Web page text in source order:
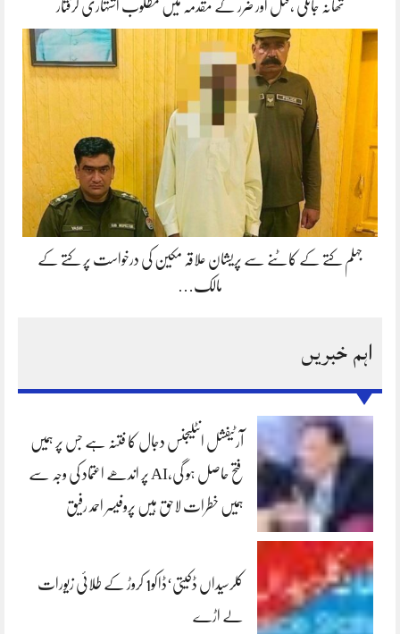
تھانہ جاتلی ،قتل اور ضرر کے مقدمہ میں مطلوب اشتہاری گرفتار
جہلم کتے کے کاٹنے سے پریشان علاقہ مکین کی درخواست پر کتے کے
مالک…
اہم خبریں
آرٹیفشل انٹلیجنس دجال کا فتنہ ہے جس پر ہمیں
فتح حاصل ہو گی،AI پر اندھے اعتماد کی وجہ سے
ہمیں خطرات لاحق ہیں پروفیسر احمد رفیق
کلرسیداں ڈکیتی‘ڈاکو1 کروڑ کے طلائی زیورات
لے اڑے